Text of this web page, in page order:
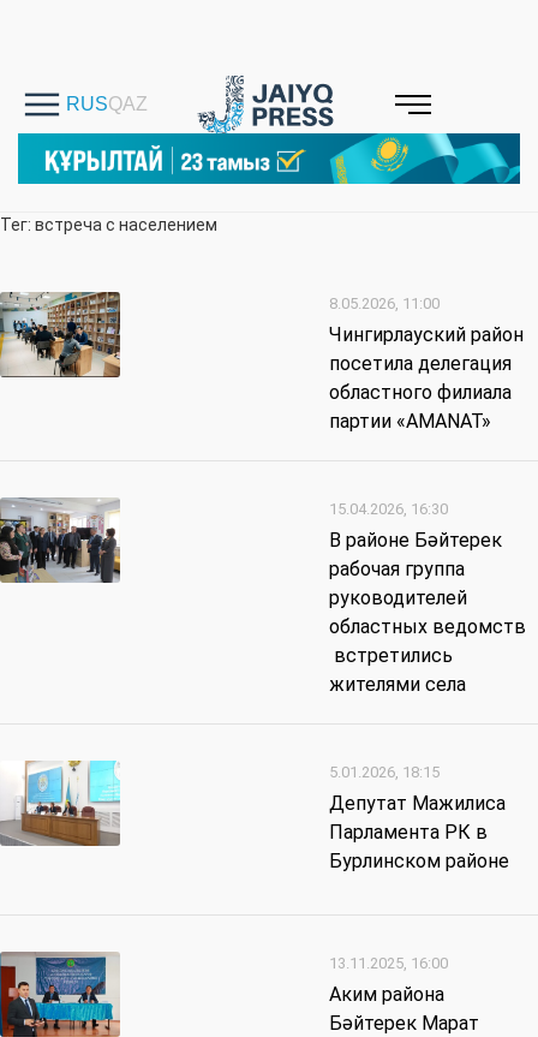
Тег: встреча с населением
8.05.2026, 11:00
Чингирлауский район
посетила делегация
областного филиала
партии «AMANAT»
15.04.2026, 16:30
В районе Бәйтерек
рабочая группа
руководителей
областных ведомств
встретились
жителями села
5.01.2026, 18:15
Депутат Мажилиса
Парламента РК в
Бурлинском районе
13.11.2025, 16:00
Аким района
Бәйтерек Марат